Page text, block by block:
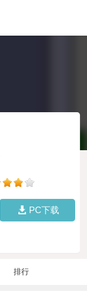
PC下载
排行